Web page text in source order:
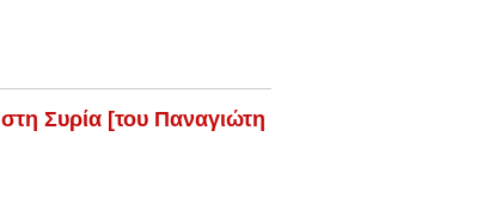
Συρία [του Παναγιώτη